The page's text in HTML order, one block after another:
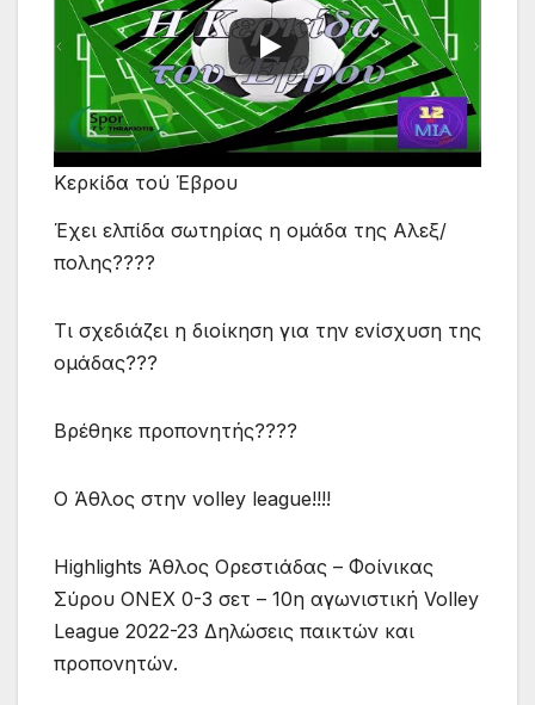
Κερκίδα τού Έβρου
Έχει ελπίδα σωτηρίας η ομάδα της Αλεξ/
πολης????
Τι σχεδιάζει η διοίκηση για την ενίσχυση της
ομάδας???
Βρέθηκε προπονητής????
Ο Άθλος στην volley league!!!!
Highlights Άθλος Ορεστιάδας – Φοίνικας
Σύρου ΟΝΕΧ 0-3 σετ – 10η αγωνιστική Volley
League 2022-23 Δηλώσεις παικτών και
προπονητών.